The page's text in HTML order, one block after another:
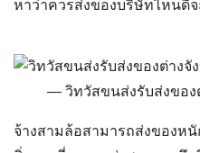
จ้างสามล้อสามารถส่งของหนั
ที่ขนส่งแค่ภายในชุมชนเท่านั้
ระยะไกลหลายกิโลเมตรได้
ใช้บริการวิทรัส ถือเป็นคำตอ
ของเจ้าไหนเร็วสุด
เลย เนื่อง